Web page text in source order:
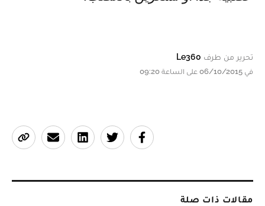
تحرير من طرف Le360
في 06/10/2015 على الساعة 09:20
مقالات ذات صلة